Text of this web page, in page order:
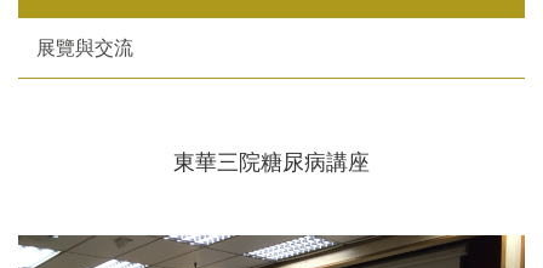
展覽與交流
東華三院糖尿病講座